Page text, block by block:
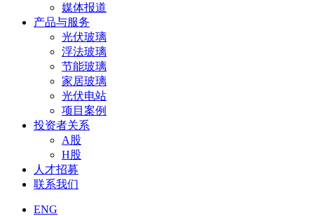
媒体报道
产品与服务
光伏玻璃
浮法玻璃
节能玻璃
家居玻璃
光伏电站
项目案例
投资者关系
A股
H股
人才招募
联系我们
ENG